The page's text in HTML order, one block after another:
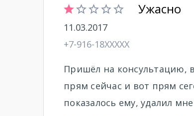
Ужасно
11.03.2017
+7-916-18XXXXX
Пришёл на консультацию,
прям сейчас и вот прям
показалось ему, удалил